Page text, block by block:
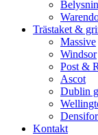
Trästaket &
Massive
Windsor
Post &
Ascot
Dublin
Kontakt